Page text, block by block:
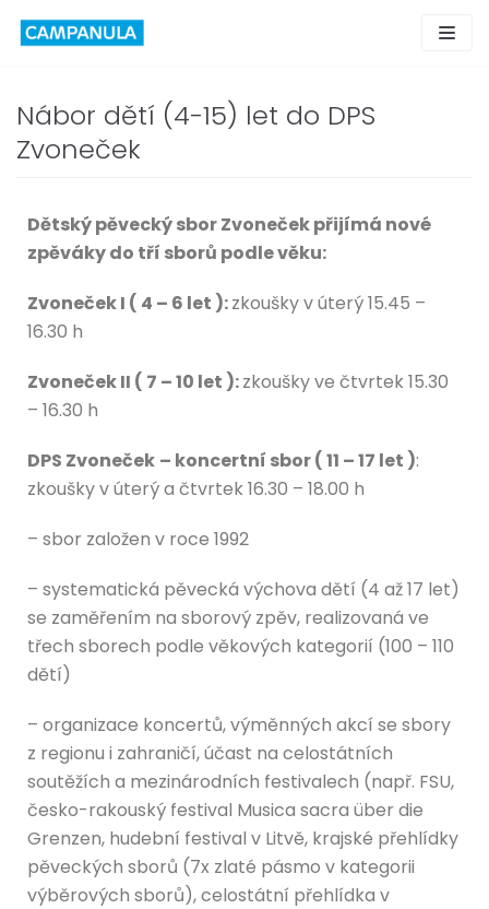
Skip
to
Nábor dětí (4-15) let do DPS
Zvoneček
Dětský pěvecký sbor Zvoneček přijímá nové
zpěváky do tří sborů podle věku:
Zvoneček I ( 4 – 6 let ):zkoušky v úterý 15.45 –
16.30 h
Zvoneček II ( 7 – 10 let ):zkoušky ve čtvrtek 15.30
– 16.30 h
DPS Zvoneček – koncertní sbor ( 11 – 17 let ):
zkoušky v úterý a čtvrtek 16.30 – 18.00 h
– sbor založen v roce 1992
– systematická pěvecká výchova dětí (4 až 17 let)
se zaměřením na sborový zpěv, realizovaná ve
třech sborech podle věkových kategorií (100 – 110
dětí)
– organizace koncertů, výměnných akcí se sbory
z regionu i zahraničí, účast na celostátních
soutěžích a mezinárodních festivalech (např. FSU,
česko-rakouský festival Musica sacra über die
Grenzen, hudební festival v Litvě, krajské přehlídky
pěveckých sborů (7x zlaté pásmo v kategorii
výběrových sborů), celostátní přehlídka v